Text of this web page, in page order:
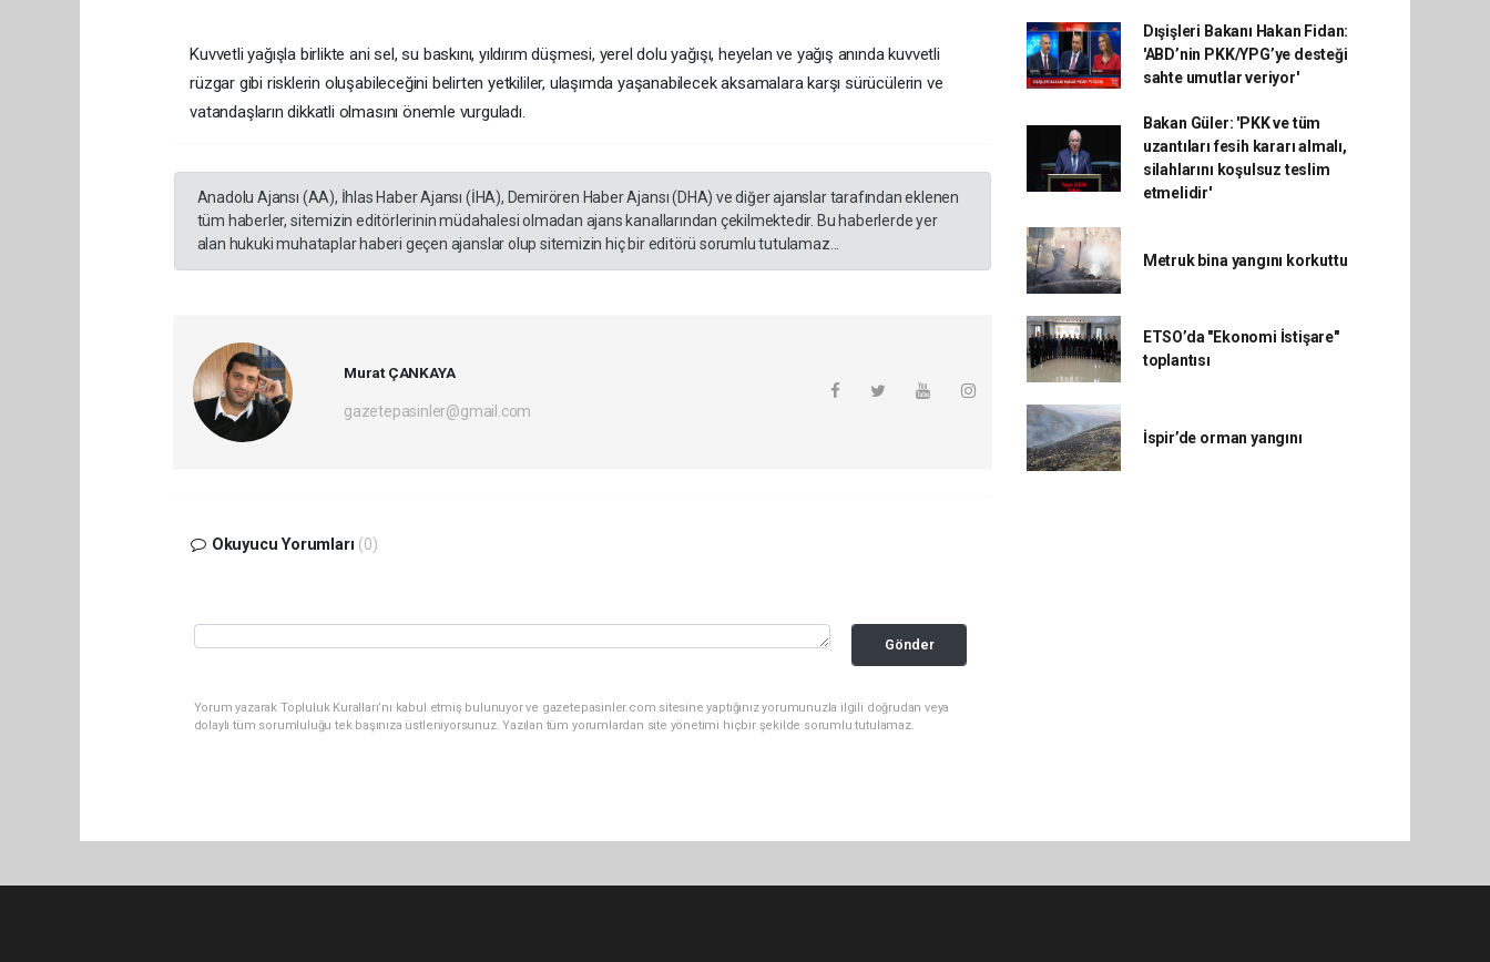
Kuvvetli yağışla birlikte ani sel, su baskını, yıldırım düşmesi, yerel dolu yağışı, heyelan ve yağış anında kuvvetli
rüzgar gibi risklerin oluşabileceğini belirten yetkililer, ulaşımda yaşanabilecek aksamalara karşı sürücülerin ve
vatandaşların dikkatli olmasını önemle vurguladı.
Anadolu Ajansı (AA), İhlas Haber Ajansı (İHA), Demirören Haber Ajansı (DHA) ve diğer ajanslar tarafından eklenen
tüm haberler, sitemizin editörlerinin müdahalesi olmadan ajans kanallarından çekilmektedir. Bu haberlerde yer
alan hukuki muhataplar haberi geçen ajanslar olup sitemizin hiç bir editörü sorumlu tutulamaz...
Murat ÇANKAYA
gazetepasinler@gmail.com
Okuyucu Yorumları (0)
Gönder
Yorum yazarak Topluluk Kuralları’nı kabul etmiş bulunuyor ve gazetepasinler.com sitesine yaptığınız yorumunuzla ilgili doğrudan veya
dolaylı tüm sorumluluğu tek başınıza üstleniyorsunuz. Yazılan tüm yorumlardan site yönetimi hiçbir şekilde sorumlu tutulamaz.
Dışişleri Bakanı Hakan Fidan:
'ABD’nin PKK/YPG’ye desteği
sahte umutlar veriyor'
Bakan Güler: 'PKK ve tüm
uzantıları fesih kararı almalı,
silahlarını koşulsuz teslim
etmelidir'
Metruk bina yangını korkuttu
ETSO’da "Ekonomi İstişare"
toplantısı
İspir’de orman yangını